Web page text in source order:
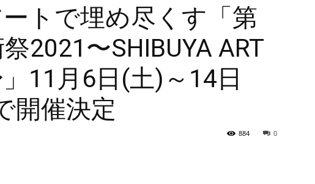
トで埋め尽くす「第
2021〜SHIBUYA ART
」11月6日(土)～14日
開催決定
0
884